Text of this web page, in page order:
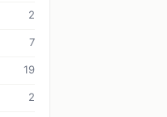
2
7
19
2